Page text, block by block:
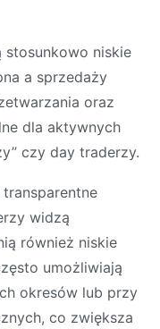
stosunkowo niskie
a sprzedaży
oraz
dla aktywnych
czy day traderzy.
widzą
również niskie
umożliwiają
okresów lub przy
co zwiększa